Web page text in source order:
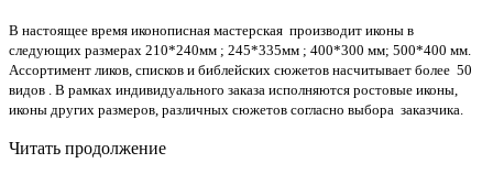
В настоящее время иконописная мастерская производит иконы в
следующих размерах 210*240мм ; 245*335мм ; 400*300 мм; 500*400 мм.
Ассортимент ликов, списков и библейских сюжетов насчитывает более 50
видов . В рамках индивидуального заказа исполняются ростовые иконы,
иконы других размеров, различных сюжетов согласно выбора заказчика.
Читать продолжение